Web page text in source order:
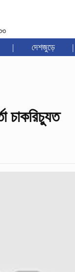
| দেশজুড়ে |
চাকরিচ্যুত